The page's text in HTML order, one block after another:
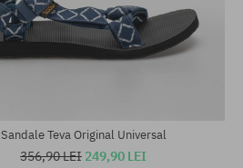
Sandale Teva Original Universal
356,90 LEI 249,90 LEI